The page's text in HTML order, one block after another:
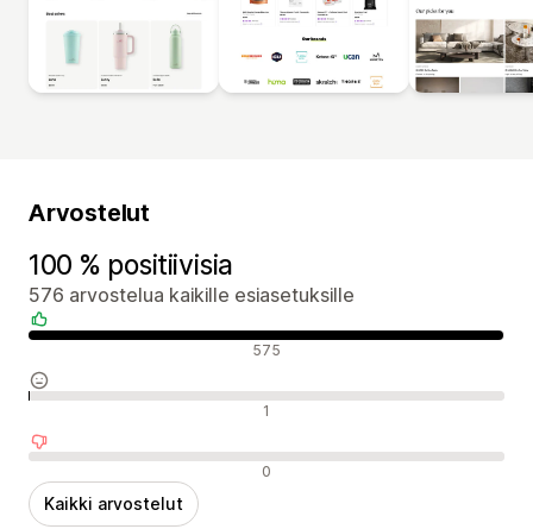
Arvostelut
100 % positiivisia
576 arvostelua kaikille esiasetuksille
Positiiviset arvostelut 575
Neutraalit arvostelut 1
Negatiiviset arvostelut 0
Kaikki arvostelut